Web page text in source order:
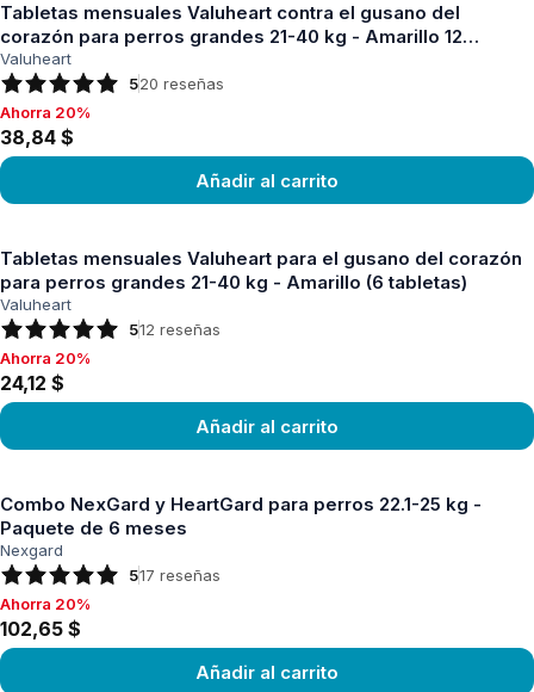
Tabletas mensuales Valuheart contra el gusano del
corazón para perros grandes 21-40 kg - Amarillo 12
tabletas
Valuheart
520 reseñas
Ahorra 20%, 38,84 $
Ahorra 20%
38,84 $
Añadir al carrito
Tabletas mensuales Valuheart para el gusano del corazón
para perros grandes 21-40 kg - Amarillo (6 tabletas)
Valuheart
512 reseñas
Ahorra 20%, 24,12 $
Ahorra 20%
24,12 $
Añadir al carrito
Combo NexGard y HeartGard para perros 22.1-25 kg -
Paquete de 6 meses
Nexgard
517 reseñas
Ahorra 20%, 102,65 $
Ahorra 20%
102,65 $
Añadir al carrito